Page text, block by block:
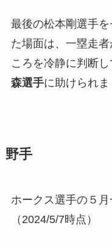
最後の松本剛選手
た場面は、一塁走
ころを冷静に判断
森選手に助けられま
野手
ホークス選手の５月
（2024/5/7時点）